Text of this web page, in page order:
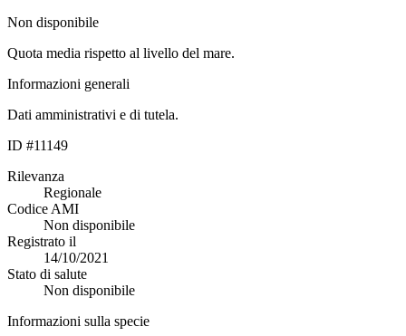
Non disponibile
Quota media rispetto al livello del mare.
Informazioni generali
Dati amministrativi e di tutela.
ID #11149
Rilevanza
Regionale
Codice AMI
Non disponibile
Registrato il
14/10/2021
Stato di salute
Non disponibile
Informazioni sulla specie